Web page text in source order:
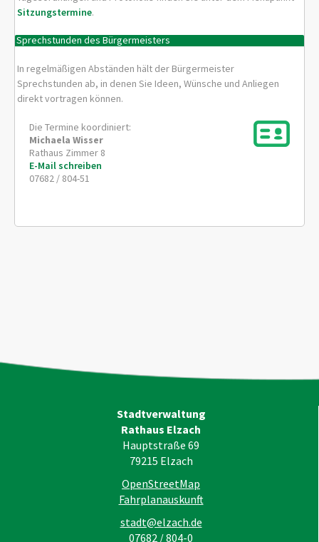
Sitzungstermine.
Sprechstunden des Bürgermeisters
In regelmäßigen Abständen hält der Bürgermeister
Sprechstunden ab, in denen Sie Ideen, Wünsche und Anliegen
direkt vortragen können.
Die Termine koordiniert:
Michaela Wisser
Rathaus Zimmer 8
E-Mail schreiben
07682 / 804-51
Stadtverwaltung
Rathaus Elzach
Hauptstraße 69
79215 Elzach
OpenStreetMap
Fahrplanauskunft
stadt@elzach.de
07682 / 804-0